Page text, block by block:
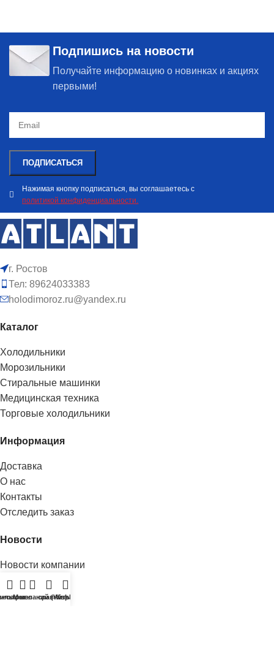
Подпишись на новости
Получайте информацию о новинках и акциях
первыми!
Нажимая кнопку подписаться, вы соглашаетесь с
политикой конфиденциальности.
г. Ростов
Тел: 89624033383
holodimoroz.ru@yandex.ru
Каталог
Холодильники
Морозильники
Стиральные машинки
Медицинская техника
Торговые холодильники
Информация
Доставка
О нас
Контакты
Отследить заказ
Новости
Новости компании
Поделится:
Меню
желаний (Wishlist)
сравнитьКорзина